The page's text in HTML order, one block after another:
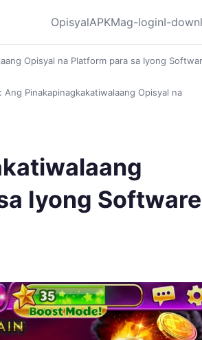
OpisyalAPKMag-loginI-
Opisyal na Platform para sa Iyong
Ang Pinakapinagkakatiwalaang Opisyal na
Iyong Software